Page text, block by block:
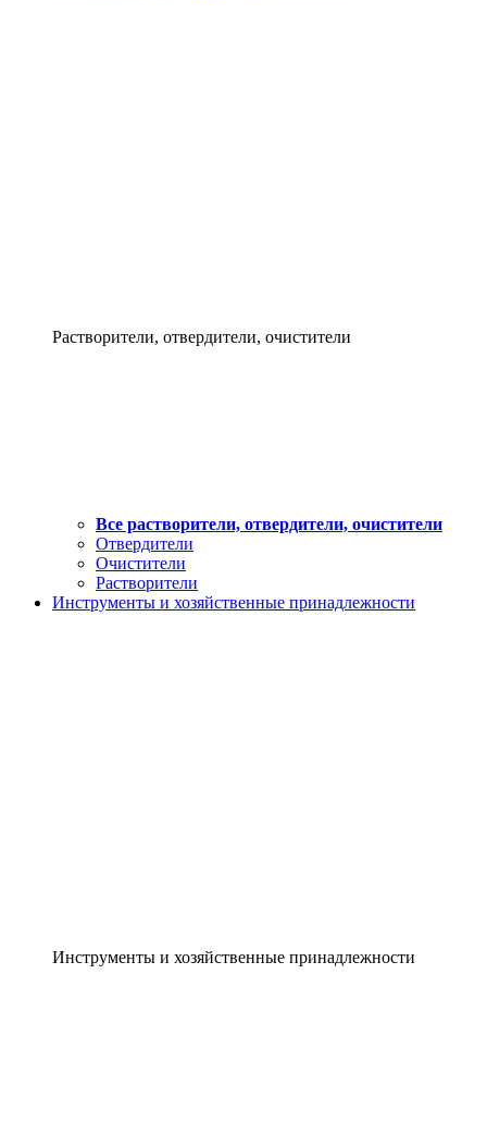
Растворители, отвердители, очистители
Все растворители, отвердители, очистители
Отвердители
Очистители
Растворители
Инструменты и хозяйственные принадлежности
Инструменты и хозяйственные принадлежности